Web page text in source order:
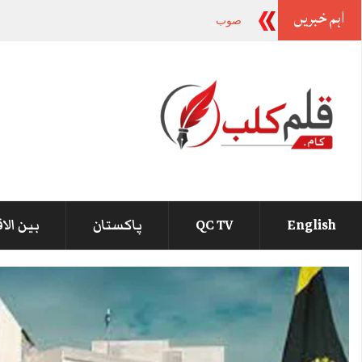
اہم خبریں صوبوں کی تقسیم پر لاشیں نہیں گرنے دیں گے،
English
QC TV پاکستان بین